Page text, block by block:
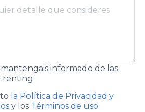
informado de las
renting
la Política de Privacidad y
y los Términos de uso